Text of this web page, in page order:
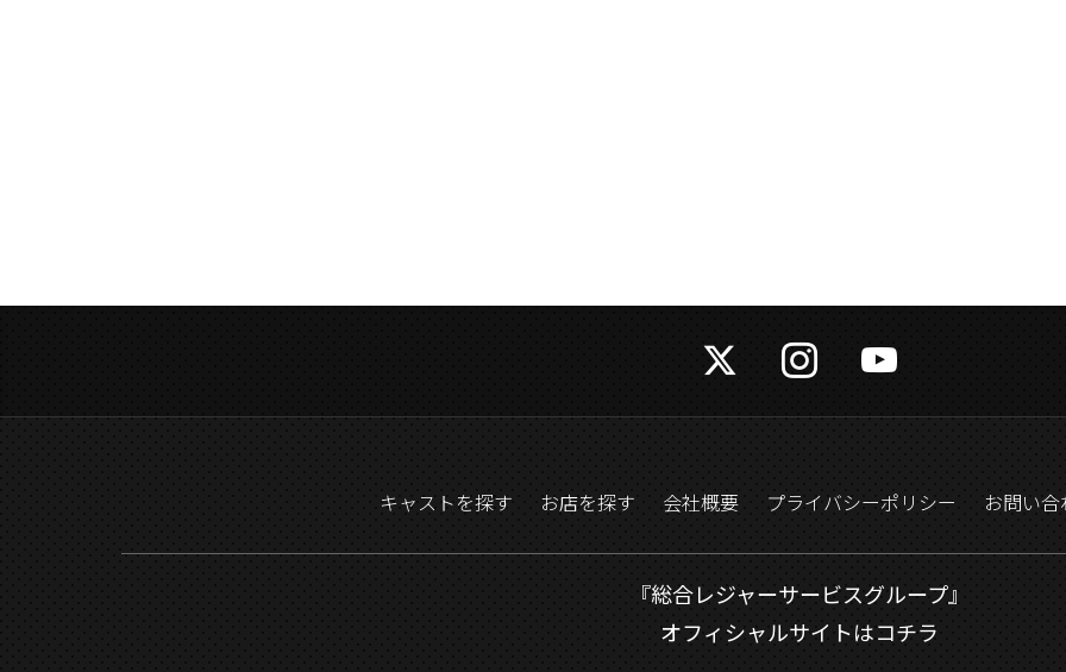
キャストを探す お店を探す 会社概要 プライバシーポリシー お問い合
『総合レジャーサービスグループ』
オフィシャルサイトはコチラ